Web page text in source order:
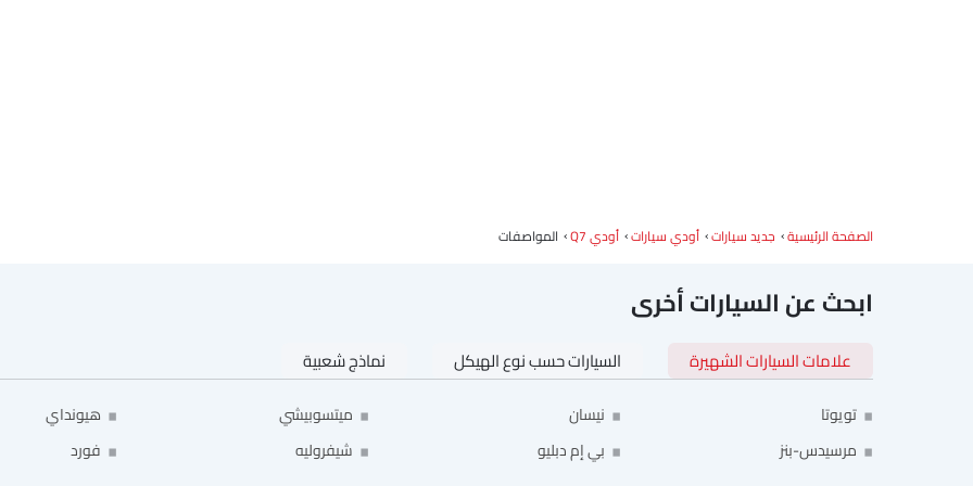
الصفحة الرئيسية جديد سيارات أودي سيارات أودي Q7 المواصفات
ابحث عن السيارات أخرى
علامات السيارات الشهيرة السيارات حسب نوع الهيكل نماذج شعبية
تويوتا نيسان ميتسوبيشي هيونداي
مرسيدس-بنز
بي إم دبليو شيفروليه فورد